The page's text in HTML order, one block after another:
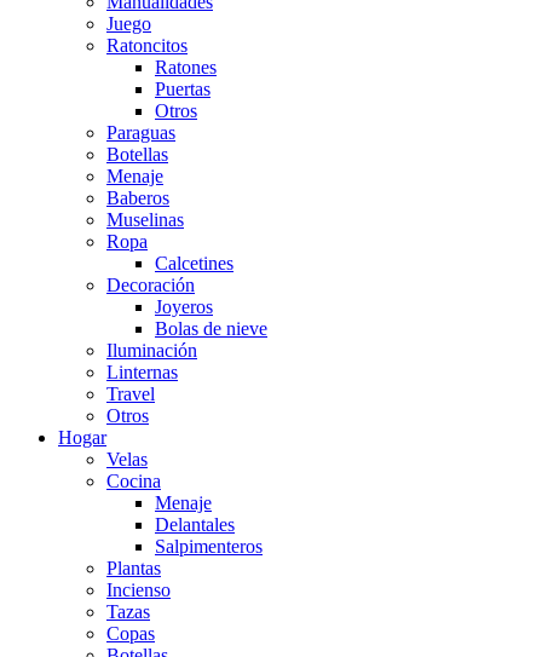
Juego
Ratoncitos
Ratones
Puertas
Otros
Paraguas
Botellas
Menaje
Baberos
Muselinas
Ropa
Calcetines
Decoración
Joyeros
Bolas de nieve
Iluminación
Linternas
Travel
Otros
Hogar
Velas
Cocina
Menaje
Delantales
Salpimenteros
Plantas
Incienso
Tazas
Copas